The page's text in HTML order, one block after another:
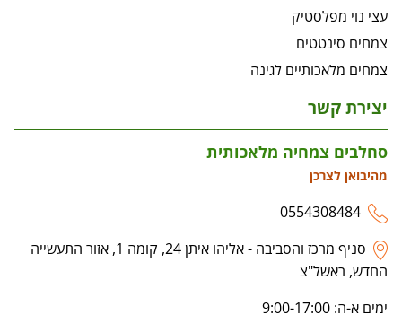
עצי נוי מפלסטיק
צמחים סינטטים
צמחים מלאכותיים לגינה
יצירת קשר
סחלבים צמחיה מלאכותית
מהיבואן לצרכן
0554308484
סניף מרכז והסביבה - אליהו איתן 24, קומה 1, אזור התעשייה
החדש, ראשל"צ
ימים א-ה: 9:00-17:00